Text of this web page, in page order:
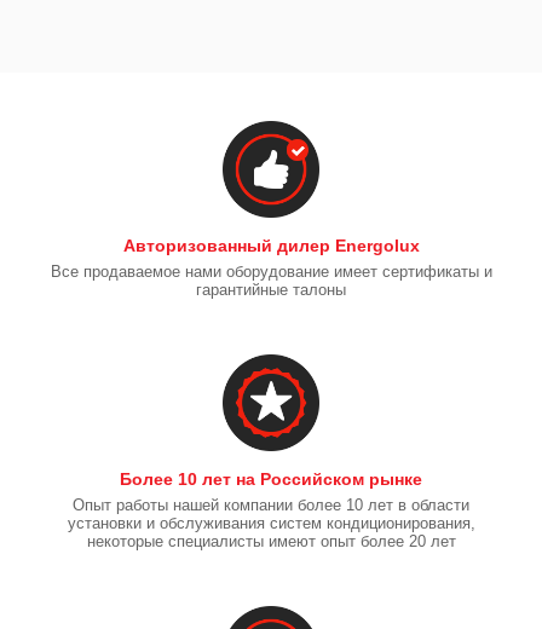
Авторизованный дилер Energolux
Все продаваемое нами оборудование имеет сертификаты и
гарантийные талоны
Более 10 лет на Российском рынке
Опыт работы нашей компании более 10 лет в области
установки и обслуживания систем кондиционирования,
некоторые специалисты имеют опыт более 20 лет